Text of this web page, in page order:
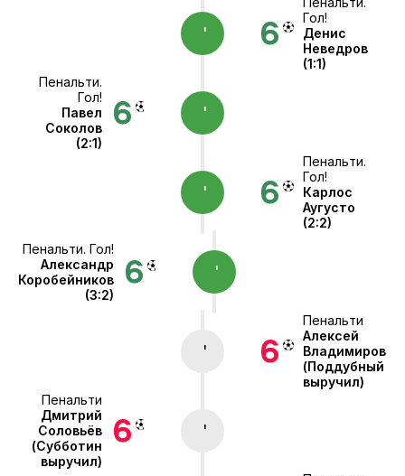
'
Гол!
Денис
Неведров
(1:1)
Пенальти.
Гол!
Павел
Соколов
(2:1)
'
'
Пенальти.
Гол!
Карлос
Аугусто
(2:2)
Пенальти. Гол!
Александр
Коробейников
(3:2)
'
'
Пенальти
Алексей
Владимиров
(Поддубный
выручил)
Пенальти
Дмитрий
Соловьёв
(Субботин
выручил)
'